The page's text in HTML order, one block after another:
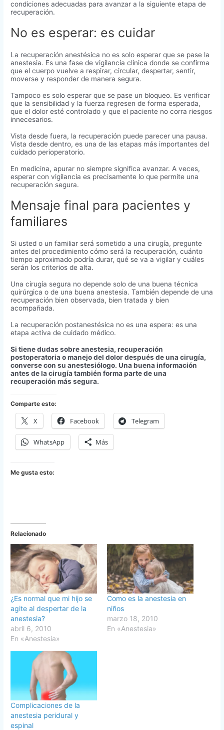
condiciones adecuadas para avanzar a la siguiente etapa de
recuperación.
No es esperar: es cuidar
La recuperación anestésica no es solo esperar que se pase la
anestesia. Es una fase de vigilancia clínica donde se confirma
que el cuerpo vuelve a respirar, circular, despertar, sentir,
moverse y responder de manera segura.
Tampoco es solo esperar que se pase un bloqueo. Es verificar
que la sensibilidad y la fuerza regresen de forma esperada,
que el dolor esté controlado y que el paciente no corra riesgos
innecesarios.
Vista desde fuera, la recuperación puede parecer una pausa.
Vista desde dentro, es una de las etapas más importantes del
cuidado perioperatorio.
En medicina, apurar no siempre significa avanzar. A veces,
esperar con vigilancia es precisamente lo que permite una
recuperación segura.
Mensaje final para pacientes y
familiares
Si usted o un familiar será sometido a una cirugía, pregunte
antes del procedimiento cómo será la recuperación, cuánto
tiempo aproximado podría durar, qué se va a vigilar y cuáles
serán los criterios de alta.
Una cirugía segura no depende solo de una buena técnica
quirúrgica o de una buena anestesia. También depende de una
recuperación bien observada, bien tratada y bien
acompañada.
La recuperación postanestésica no es una espera: es una
etapa activa de cuidado médico.
Si tiene dudas sobre anestesia, recuperación
postoperatoria o manejo del dolor después de una cirugía,
converse con su anestesiólogo. Una buena información
antes de la cirugía también forma parte de una
recuperación más segura.
Comparte esto:
X Facebook Telegram
WhatsApp Más
Me gusta esto:
Relacionado
¿Es normal que mi hijo se
agite al despertar de la
anestesia?
abril 6, 2010
En «Anestesia»
Como es la anestesia en
niños
marzo 18, 2010
En «Anestesia»
Complicaciones de la
anestesia peridural y
espinal